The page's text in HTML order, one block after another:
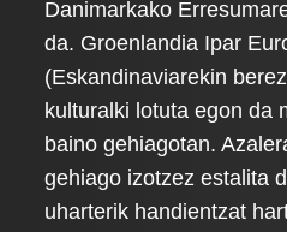
Danimarkako
da. Groenlandia Ipar
(Eskandinaviarekin
kulturalki lotuta egon da
baino gehiagotan.
gehiago izotzez estalita
uharterik handientzat